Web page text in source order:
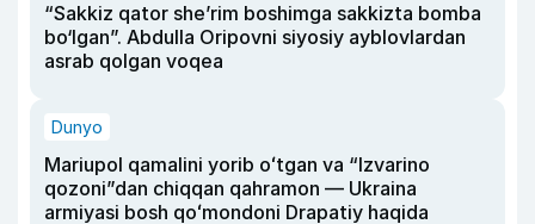
“Sakkiz qator she’rim boshimga sakkizta bomba
bo‘lgan”. Abdulla Oripovni siyosiy ayblovlardan
asrab qolgan voqea
Dunyo
Mariupol qamalini yorib oʻtgan va “Izvarino
qozoni”dan chiqqan qahramon — Ukraina
armiyasi bosh qoʻmondoni Drapatiy haqida